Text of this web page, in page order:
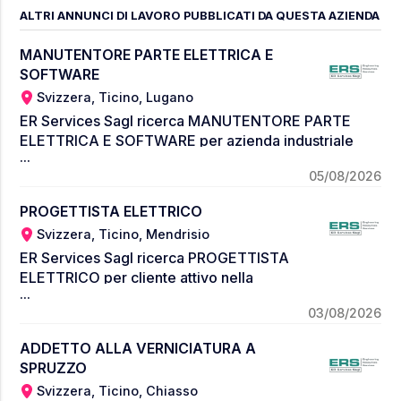
ALTRI ANNUNCI DI LAVORO PUBBLICATI DA QUESTA AZIENDA
MANUTENTORE PARTE ELETTRICA E
SOFTWARE
Svizzera, Ticino, Lugano
ER Services Sagl ricerca MANUTENTORE PARTE
ELETTRICA E SOFTWARE per azienda industriale
attiva nel settore metalmeccanico, con sede a
Lugano Nord. La figura prescelta riporterà' al
seguenti requisiti: Requisiti tecnici • Capacità di
sviluppo di applicazioni PLC Siemens S7 e Siemens
Tia Portal; • Capacità di esecuzione variazioni su
programmi robotici ABB e FANUC (richiesta solo
capacità di modifica, non stesura di nuovi codici); •
Capacità di programmazione su plc di codici per
non stesura di nuovi codici); • Conoscenza
azionamenti SEW, Festo, Siemens; • HMI
Siemens Requisiti attitudinali • Spiccata propensione
...
05/08/2026
PROGETTISTA ELETTRICO
Svizzera, Ticino, Mendrisio
ER Services Sagl ricerca PROGETTISTA
ELETTRICO per cliente attivo nella
costruzione di macchinari e impianti per la
lavorazione della plastica, nelle vicinanze di
PROGETTISTA ELETTRICO laureato con
esperienza di progettazione della parte
impiantistica di macchinari
...
03/08/2026
ADDETTO ALLA VERNICIATURA A
SPRUZZO
Svizzera, Ticino, Chiasso